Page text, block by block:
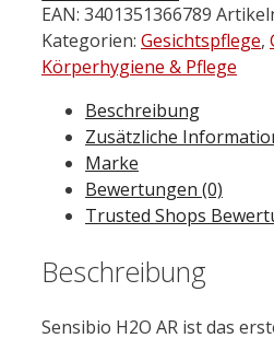
EAN: 3401351366789
Kategorien: Gesichtspflege,
Körperhygiene & Pflege
Beschreibung
Zusätzliche
Marke
Bewertungen (0)
Trusted Shops
Beschreibung
Sensibio H2O AR ist das